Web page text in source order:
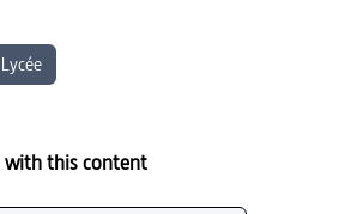
Lycée
with this content